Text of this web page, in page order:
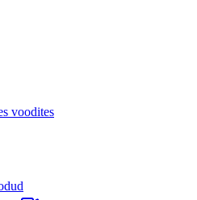
voodites